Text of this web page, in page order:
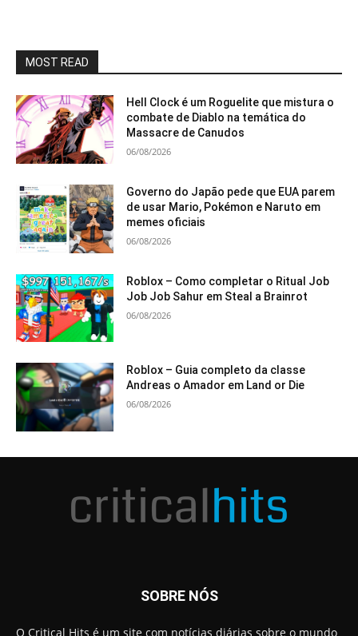
MOST READ
Hell Clock é um Roguelite que mistura o
combate de Diablo na temática do
Massacre de Canudos
06/08/2026
Governo do Japão pede que EUA parem
de usar Mario, Pokémon e Naruto em
memes oficiais
06/08/2026
Roblox – Como completar o Ritual Job
Job Job Sahur em Steal a Brainrot
06/08/2026
Roblox – Guia completo da classe
Andreas o Amador em Land or Die
06/08/2026
SOBRE NÓS
O Critical Hits é um site com notícias diárias sobre o mundo